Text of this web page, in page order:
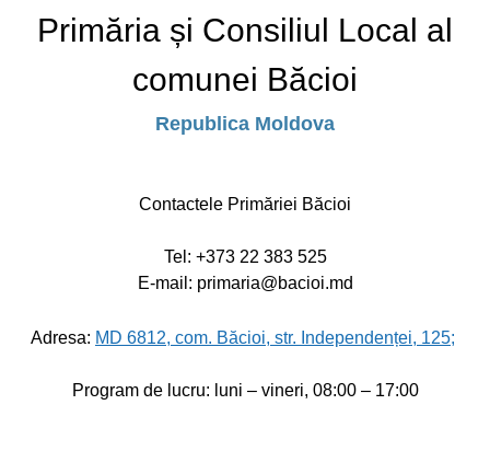
Primăria și Consiliul Local al
comunei Băcioi
Republica Moldova
Contactele Primăriei Băcioi
Tel: +373 22 383 525
E-mail: primaria@bacioi.md
Adresa: MD 6812, com. Băcioi, str. Independenței, 125;
Program de lucru: luni – vineri, 08:00 – 17:00